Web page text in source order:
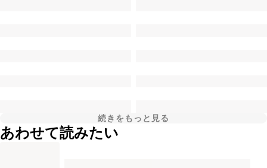
続きをもっと見る
あわせて読みたい